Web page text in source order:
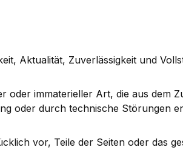
Aktualität, Zuverlässigkeit und
oder immaterieller Art, die aus dem
oder durch technische Störungen
vor, Teile der Seiten oder das